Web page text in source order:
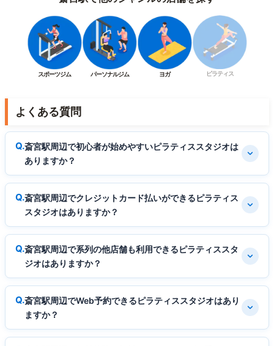
スポーツジム パーソナルジム ヨガ ピラティス
よくある質問
斎宮駅周辺で初心者が始めやすいピラティススタジオは
ありますか？
斎宮駅周辺でクレジットカード払いができるピラティス
スタジオはありますか？
斎宮駅周辺で系列の他店舗も利用できるピラティススタ
ジオはありますか？
斎宮駅周辺でWeb予約できるピラティススタジオはあり
ますか？